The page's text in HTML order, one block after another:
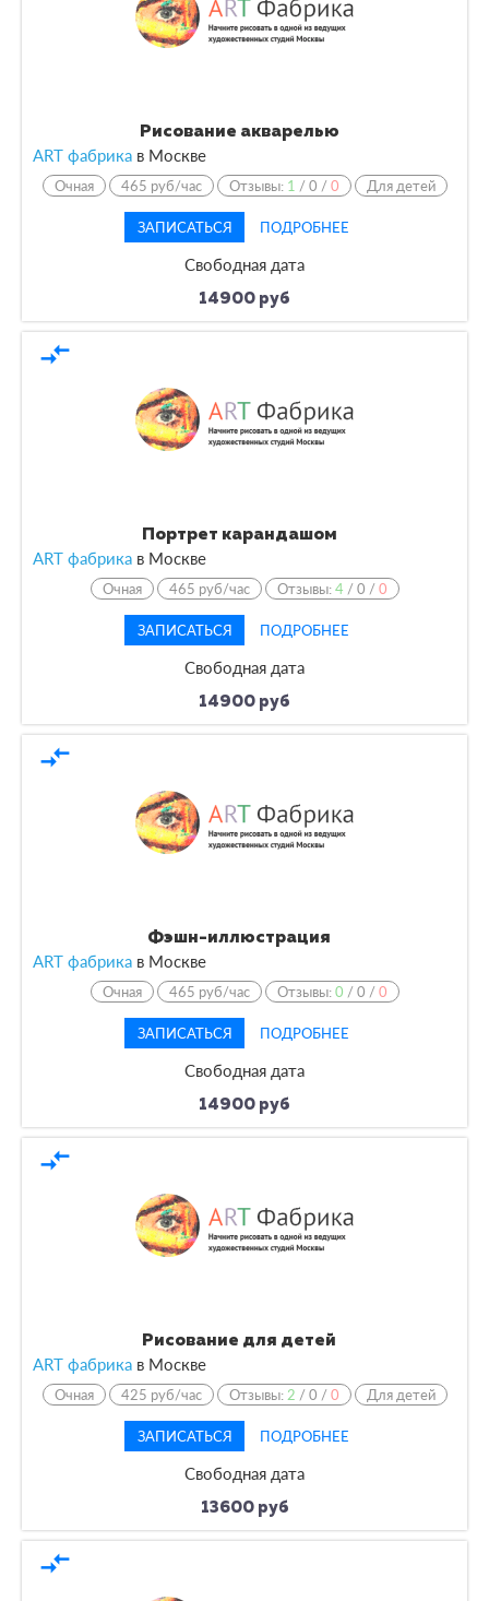
Рисование акварелью
ART фабрика в Москве
Очная 465 руб/час Отзывы: 1 /0 /0 Для детей
ЗАПИСАТЬСЯ ПОДРОБНЕЕ
Свободная дата
14900 руб
compare_arrows
Портрет карандашом
ART фабрика в Москве
Очная 465 руб/час Отзывы:4 /0 /0
ЗАПИСАТЬСЯ ПОДРОБНЕЕ
Свободная дата
14900 руб
compare_arrows
Фэшн-иллюстрация
ART фабрика в Москве
Очная 465 руб/час Отзывы:0 /0 /0
ЗАПИСАТЬСЯ ПОДРОБНЕЕ
Свободная дата
14900 руб
compare_arrows
Рисование для детей
ART фабрика в Москве
Очная 425 руб/час Отзывы: 2 /0 /0 Для детей
ЗАПИСАТЬСЯ ПОДРОБНЕЕ
Свободная дата
13600 руб
compare_arrows